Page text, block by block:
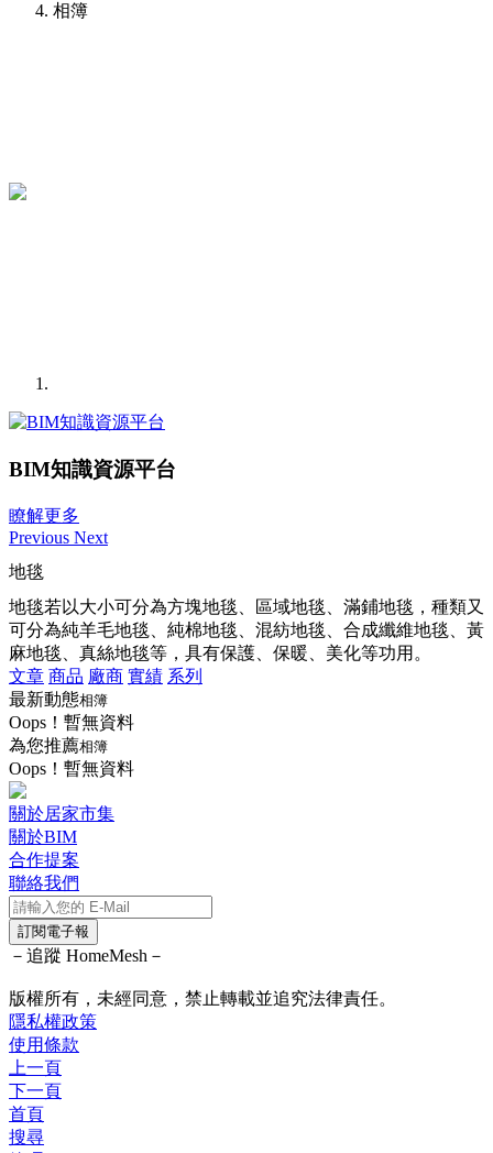
相簿
BIM知識資源平台
瞭解更多
Previous Next
地毯
地毯若以大小可分為方塊地毯、區域地毯、滿鋪地毯，種類又
可分為純羊毛地毯、純棉地毯、混紡地毯、合成纖維地毯、黃
麻地毯、真絲地毯等，具有保護、保暖、美化等功用。
文章 商品 廠商 實績 系列
最新動態相簿
Oops！暫無資料
為您推薦相簿
Oops！暫無資料
關於居家市集
關於BIM
合作提案
聯絡我們
訂閱電子報
－追蹤 HomeMesh－
版權所有，未經同意，禁止轉載並追究法律責任。
隱私權政策
使用條款
上一頁
下一頁
首頁
搜尋